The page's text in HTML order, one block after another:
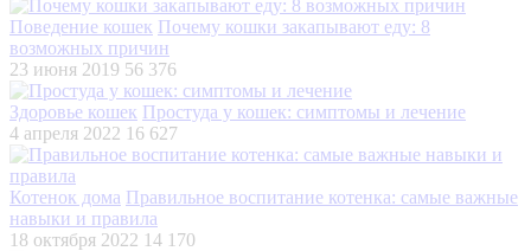
Поведение кошек Почему кошки закапывают еду: 8
возможных причин
23 июня 2019 56 376
Здоровье кошек Простуда у кошек: симптомы и лечение
4 апреля 2022 16 627
Котенок дома Правильное воспитание котенка: самые важные
навыки и правила
18 октября 2022 14 170